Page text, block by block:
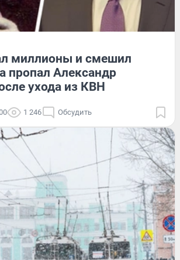
миллионы и смешил
пропал Александр
ухода из КВН
1 246 Обсудить